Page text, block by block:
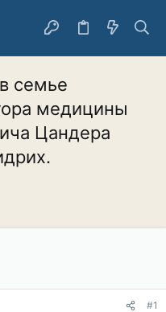
семье
медицины
Цандера
#1